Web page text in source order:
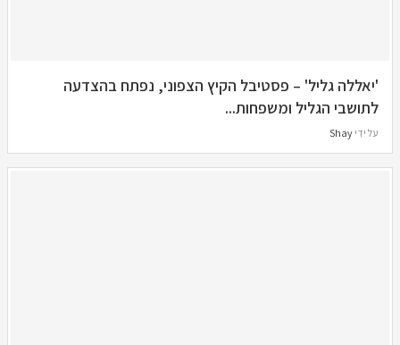
'יאללה גליל' – פסטיבל הקיץ הצפוני, נפתח בהצדעה
לתושבי הגליל ומשפחות...
על ידי Shay